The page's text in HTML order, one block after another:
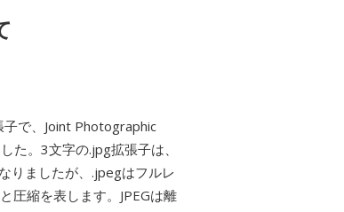
で、Joint Photographic
。3文字の.jpg拡張子は、
りましたが、.jpegはフルレ
圧縮を表します。JPEGは離